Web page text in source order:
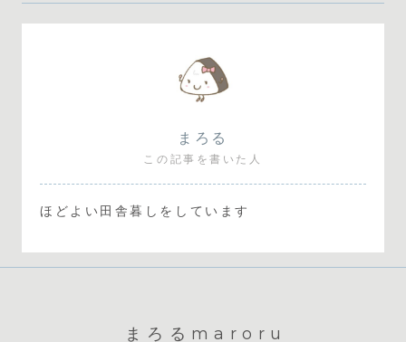
まろる
この記事を書いた人
ほどよい田舎暮しをしています
まろるmaroru